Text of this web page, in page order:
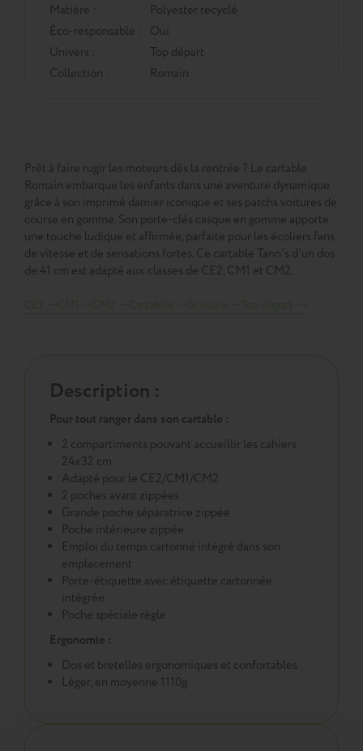
Matière :
Polyester recyclé
Éco-responsable :
Oui
Univers :
Top départ
Collection :
Romain
Prêt à faire rugir les moteurs dès la rentrée ? Le cartable
Romain embarque les enfants dans une aventure dynamique
grâce à son imprimé damier iconique et ses patchs voitures de
course en gomme. Son porte-clés casque en gomme apporte
une touche ludique et affirmée, parfaite pour les écoliers fans
de vitesse et de sensations fortes. Ce cartable Tann's d'un dos
de 41 cm est adapté aux classes de CE2, CM1 et CM2.
Description :
Pour tout ranger dans son cartable :
2 compartiments pouvant accueillir les cahiers
24x32 cm
Adapté pour le CE2/CM1/CM2
2 poches avant zippées
Grande poche séparatrice zippée
Poche intérieure zippée
Emploi du temps cartonné intégré dans son
emplacement
Porte-étiquette avec étiquette cartonnée
intégrée
Poche spéciale règle
Ergonomie :
Dos et bretelles ergonomiques et confortables
Léger, en moyenne 1110g